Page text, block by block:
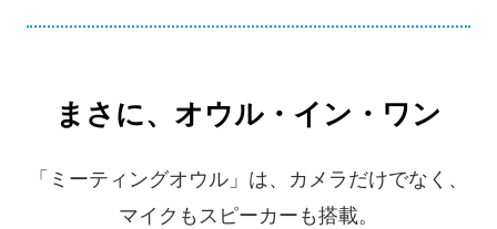
まさに、オウル・イン・ワン
「ミーティングオウル」は、カメラだけでなく、
マイクもスピーカーも搭載。